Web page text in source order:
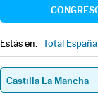
Estás en: Total España